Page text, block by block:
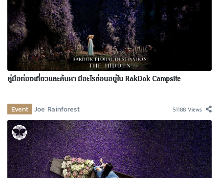
คู่มือท่องเที่ยวและค้นหา มีอะไรซ่อนอยู่ใน RakDok Campsite
Event Joe Rainforest 51188 Views